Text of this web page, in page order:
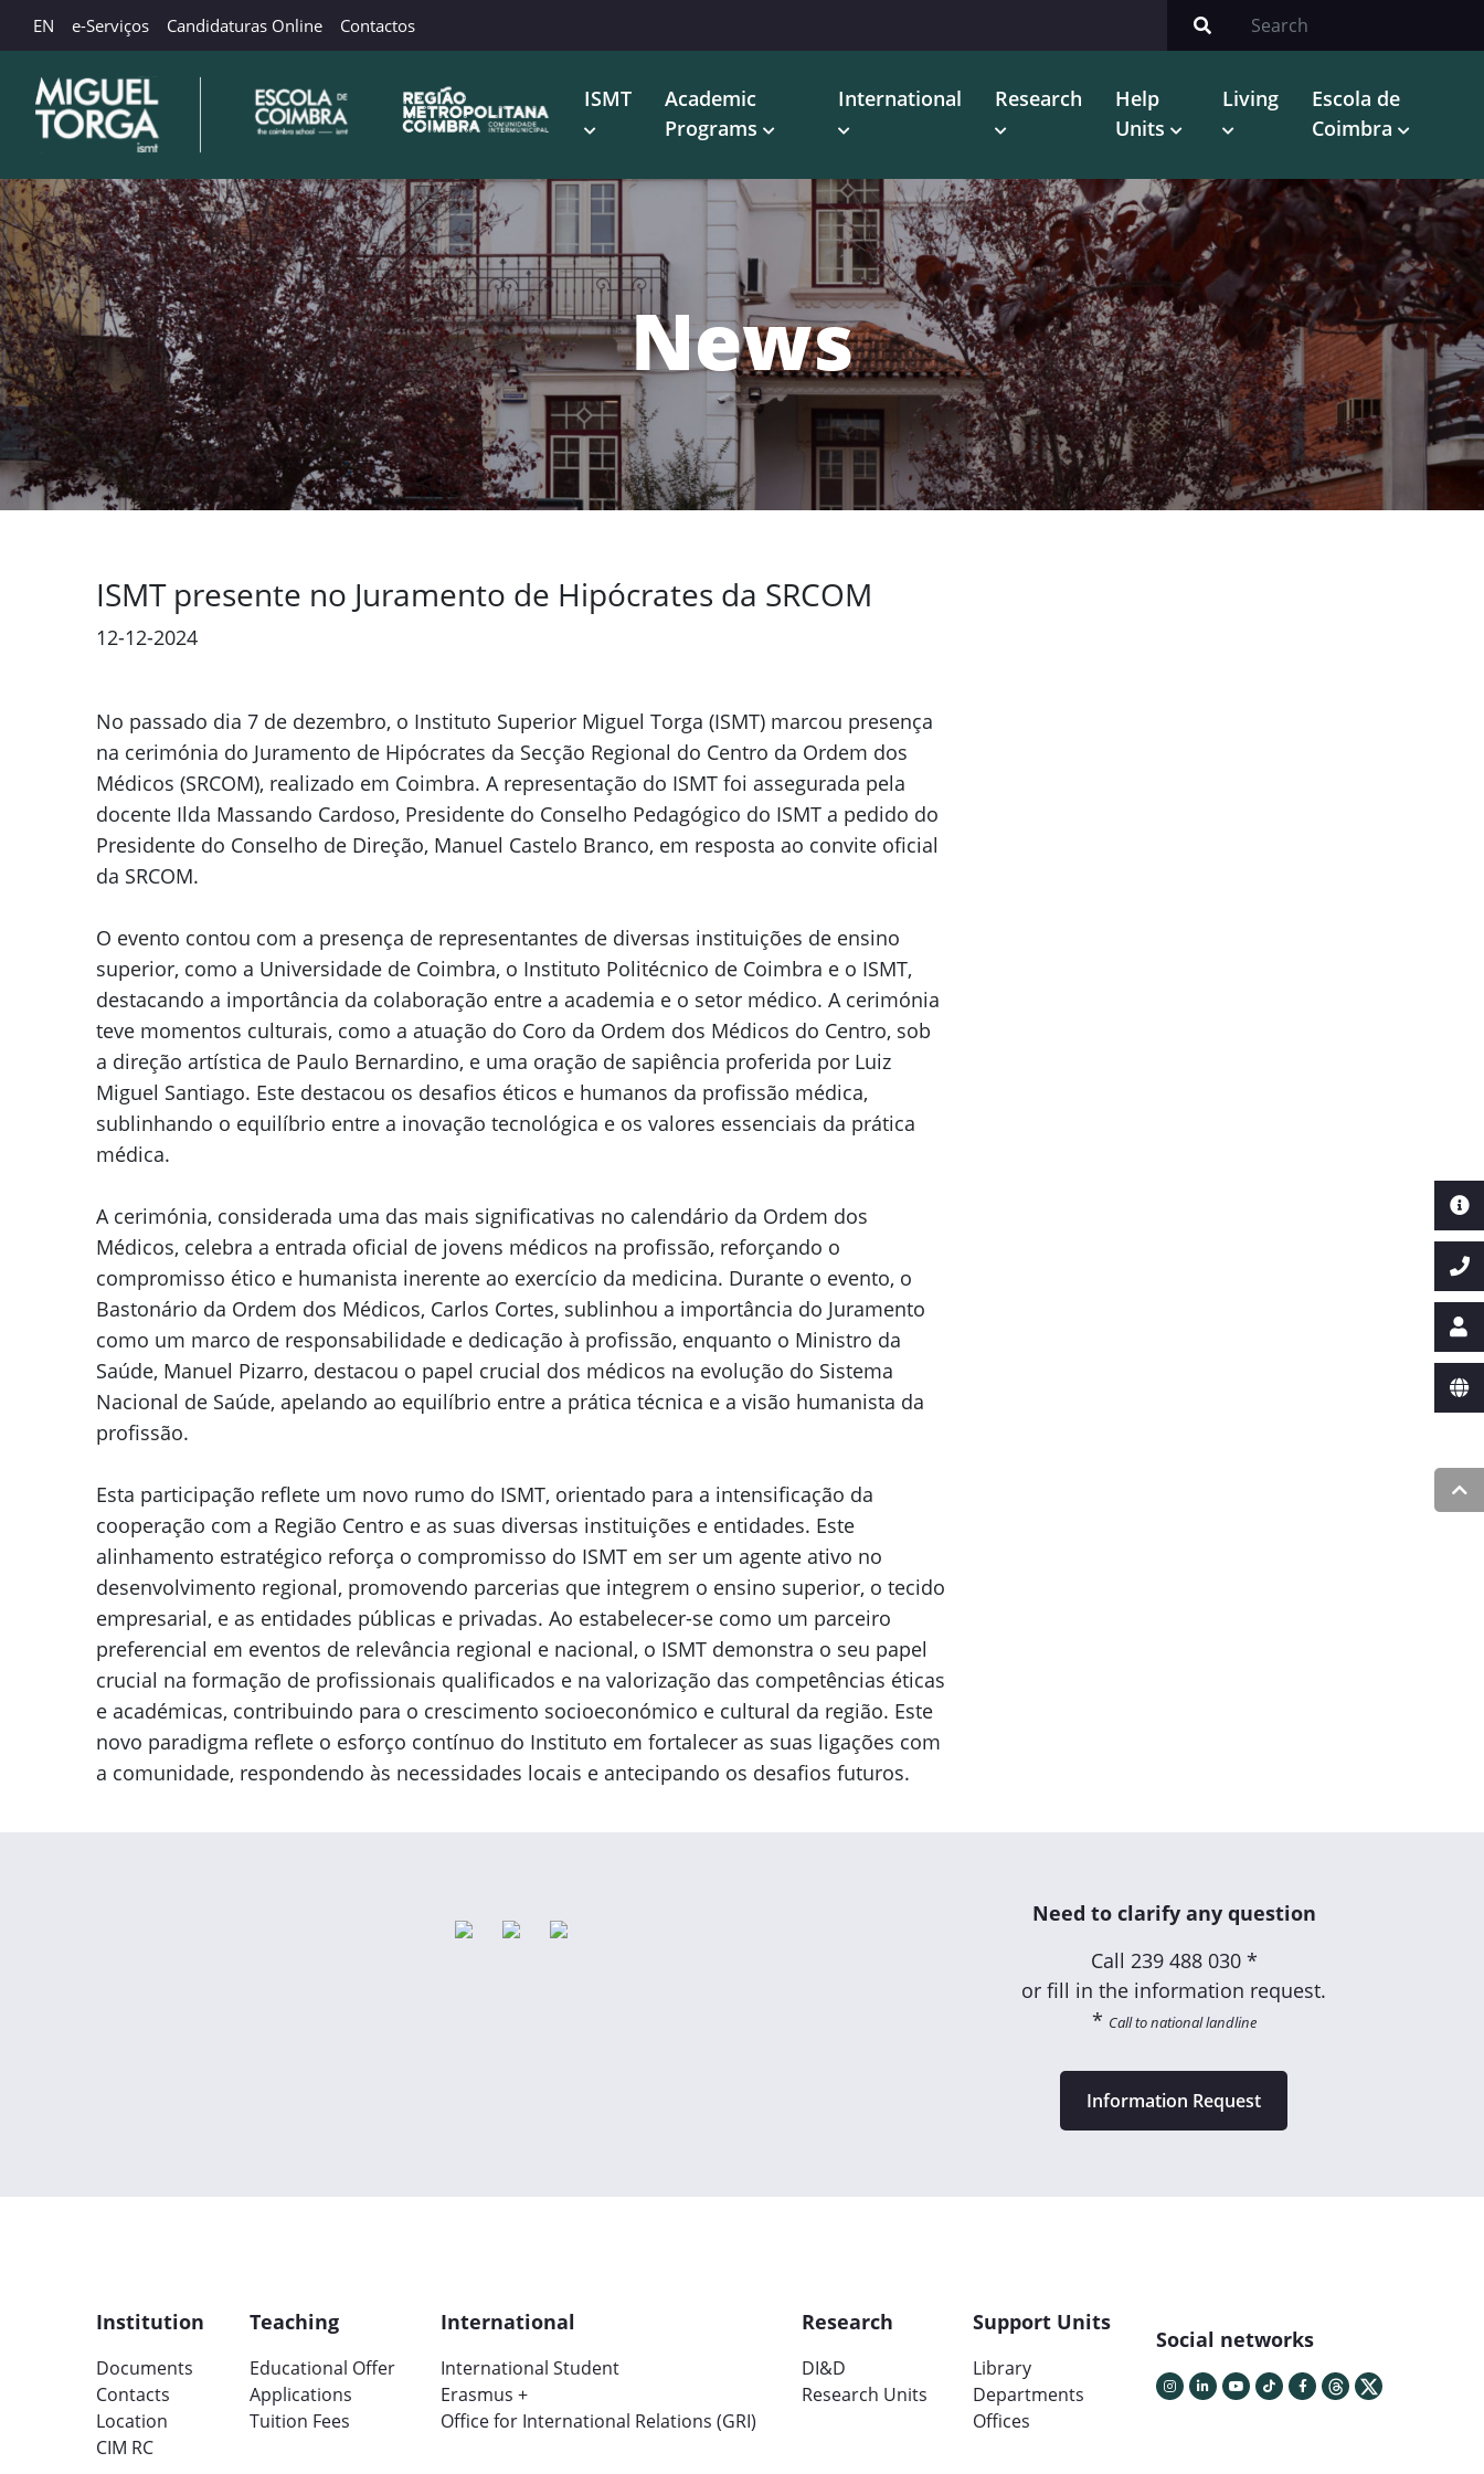
EN e-Serviços Candidaturas Online Contactos
ISMT
Academic
Programs
International Research
Help
Units
Living
Escola de
Coimbra
News
ISMT presente no Juramento de Hipócrates da SRCOM
12-12-2024
No passado dia 7 de dezembro, o Instituto Superior Miguel Torga (ISMT) marcou presença
na cerimónia do Juramento de Hipócrates da Secção Regional do Centro da Ordem dos
Médicos (SRCOM), realizado em Coimbra. A representação do ISMT foi assegurada pela
docente Ilda Massando Cardoso, Presidente do Conselho Pedagógico do ISMT a pedido do
Presidente do Conselho de Direção, Manuel Castelo Branco, em resposta ao convite oficial
da SRCOM.
O evento contou com a presença de representantes de diversas instituições de ensino
superior, como a Universidade de Coimbra, o Instituto Politécnico de Coimbra e o ISMT,
destacando a importância da colaboração entre a academia e o setor médico. A cerimónia
teve momentos culturais, como a atuação do Coro da Ordem dos Médicos do Centro, sob
a direção artística de Paulo Bernardino, e uma oração de sapiência proferida por Luiz
Miguel Santiago. Este destacou os desafios éticos e humanos da profissão médica,
sublinhando o equilíbrio entre a inovação tecnológica e os valores essenciais da prática
médica.
A cerimónia, considerada uma das mais significativas no calendário da Ordem dos
Médicos, celebra a entrada oficial de jovens médicos na profissão, reforçando o
compromisso ético e humanista inerente ao exercício da medicina. Durante o evento, o
Bastonário da Ordem dos Médicos, Carlos Cortes, sublinhou a importância do Juramento
como um marco de responsabilidade e dedicação à profissão, enquanto o Ministro da
Saúde, Manuel Pizarro, destacou o papel crucial dos médicos na evolução do Sistema
Nacional de Saúde, apelando ao equilíbrio entre a prática técnica e a visão humanista da
profissão.
Esta participação reflete um novo rumo do ISMT, orientado para a intensificação da
cooperação com a Região Centro e as suas diversas instituições e entidades. Este
alinhamento estratégico reforça o compromisso do ISMT em ser um agente ativo no
desenvolvimento regional, promovendo parcerias que integrem o ensino superior, o tecido
empresarial, e as entidades públicas e privadas. Ao estabelecer-se como um parceiro
preferencial em eventos de relevância regional e nacional, o ISMT demonstra o seu papel
crucial na formação de profissionais qualificados e na valorização das competências éticas
e académicas, contribuindo para o crescimento socioeconómico e cultural da região. Este
novo paradigma reflete o esforço contínuo do Instituto em fortalecer as suas ligações com
a comunidade, respondendo às necessidades locais e antecipando os desafios futuros.
Need to clarify any question
Call 239 488 030 *
or fill in the information request.
* Call to national landline
Information Request
Institution
Documents
Contacts
Location
CIM RC
Teaching
Educational Offer
Applications
Tuition Fees
International
International Student
Erasmus +
Office for International Relations (GRI)
Research
DI&D
Research Units
Support Units
Library
Departments
Offices
Social networks